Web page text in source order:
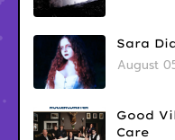
Sara
August
Good
Care